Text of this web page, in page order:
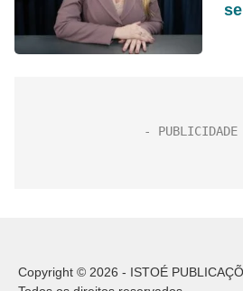
Copyright © 2026 - ISTOÉ